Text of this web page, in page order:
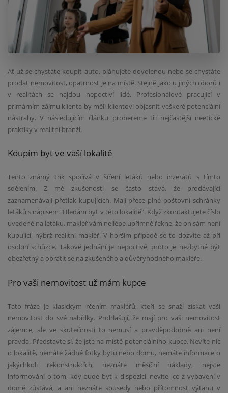
Ať už se chystáte koupit auto, plánujete dovolenou nebo se chystáte
prodat nemovitost, opatrnost je na místě. Stejně jako u jiných oborů i
v realitách se najdou nepoctiví lidé. Profesionálové pracující v
primárním zájmu klienta by měli klientovi objasnit veškeré potenciální
nástrahy. V následujícím článku probereme tři nejčastější neetické
praktiky v realitní branži.
Koupím byt ve vaší lokalitě
Tento známý trik spočívá v šíření letáků nebo inzerátů s tímto
sdělením. Z mé zkušenosti se často stává, že prodávající
zaznamenávají přetlak kupujících. Mají přece plné poštovní schránky
letáků s nápisem "Hledám byt v této lokalitě". Když zkontaktujete číslo
uvedené na letáku, makléř vám nejlépe upřímně řekne, že on sám není
kupující, nýbrž realitní makléř. V horším případě se to dozvíte až při
osobní schůzce. Takové jednání je nepoctivé, proto je nezbytné být
obezřetný a obrátit se na zkušeného a důvěryhodného makléře.
Pro vaši nemovitost už mám kupce
Tato fráze je klasickým rčením makléřů, kteří se snaží získat vaši
nemovitost do své nabídky. Prohlašují, že mají pro vaši nemovitost
zájemce, ale ve skutečnosti to nemusí a pravděpodobně ani není
pravda. Představte si, že jste na místě potenciálního kupce. Nevíte nic
o lokalitě, nemáte žádné fotky bytu nebo domu, nemáte informace o
jakýchkoli rekonstrukcích, neznáte měsíční náklady, nejste
informováni o tom, kdy bude byt k dispozici, nevíte, co z vybavení v
domě zůstává, a ani neznáte sousedy nebo přítomnost výtahu v